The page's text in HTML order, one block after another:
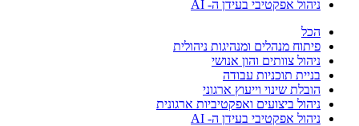
ניהול אפקטיבי בעידן ה- AI
הכל
פיתוח מנהלים ומנהיגות ניהולית
ניהול צוותים והון אנושי
בניית תוכניות עבודה
הובלת שינוי וייעוץ ארגוני
ניהול ביצועים ואפקטיביות ארגונית
ניהול אפקטיבי בעידן ה- AI